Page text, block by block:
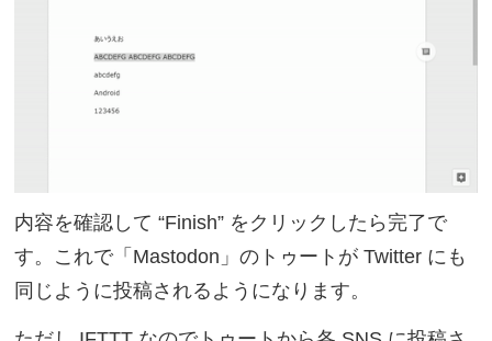
内容を確認して “Finish” をクリックしたら完了で
す。これで「Mastodon」のトゥートが Twitter にも
同じように投稿されるようになります。